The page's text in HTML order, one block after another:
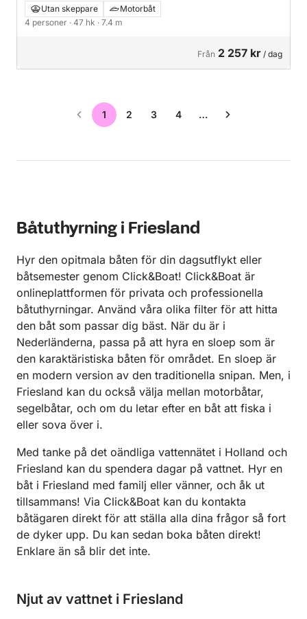
Utan skeppare
Motorbåt
4 personer · 47 hk · 7.4 m
Från 2 257 kr / dag
1 2 3 4 …
Båtuthyrning i Friesland
Hyr den opitmala båten för din dagsutflykt eller
båtsemester genom Click&Boat! Click&Boat är
onlineplattformen för privata och professionella
båtuthyrningar. Använd våra olika filter för att hitta
den båt som passar dig bäst. När du är i
Nederländerna, passa på att hyra en sloep som är
den karaktäristiska båten för området. En sloep är
en modern version av den traditionella snipan. Men, i
Friesland kan du också välja mellan motorbåtar,
segelbåtar, och om du letar efter en båt att fiska i
eller sova över i.
Med tanke på det oändliga vattennätet i Holland och
Friesland kan du spendera dagar på vattnet. Hyr en
båt i Friesland med familj eller vänner, och åk ut
tillsammans! Via Click&Boat kan du kontakta
båtägaren direkt för att ställa alla dina frågor så fort
de dyker upp. Du kan sedan boka båten direkt!
Enklare än så blir det inte.
Njut av vattnet i Friesland